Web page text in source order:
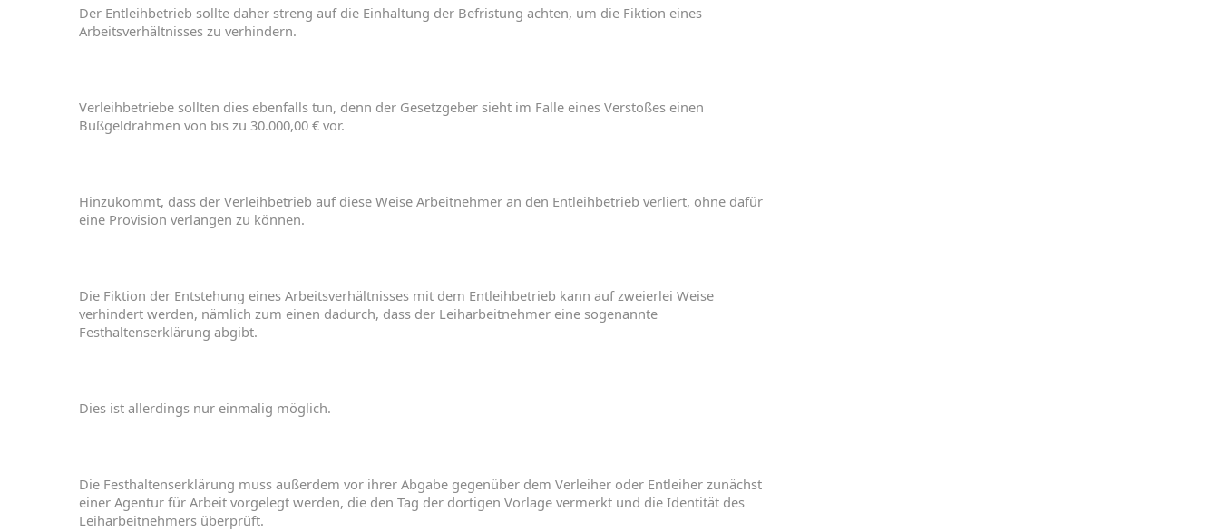
Der Entleihbetrieb sollte daher streng auf die Einhaltung der Befristung achten, um die Fiktion eines
Arbeitsverhältnisses zu verhindern.
Verleihbetriebe sollten dies ebenfalls tun, denn der Gesetzgeber sieht im Falle eines Verstoßes einen
Bußgeldrahmen von bis zu 30.000,00 € vor.
Hinzukommt, dass der Verleihbetrieb auf diese Weise Arbeitnehmer an den Entleihbetrieb verliert, ohne dafür
eine Provision verlangen zu können.
Die Fiktion der Entstehung eines Arbeitsverhältnisses mit dem Entleihbetrieb kann aufzweierlei Weise
verhindert werden, nämlich zum einen dadurch, dass der Leiharbeitnehmer eine sogenannte
Festhaltenserklärung abgibt.
Dies ist allerdings nur einmalig möglich.
Die Festhaltenserklärung muss außerdem vor ihrer Abgabe gegenüber dem Verleiher oder Entleiher zunächst
einer Agentur für Arbeit vorgelegt werden, die den Tag der dortigen Vorlage vermerkt und die Identität des
Leiharbeitnehmers überprüft.